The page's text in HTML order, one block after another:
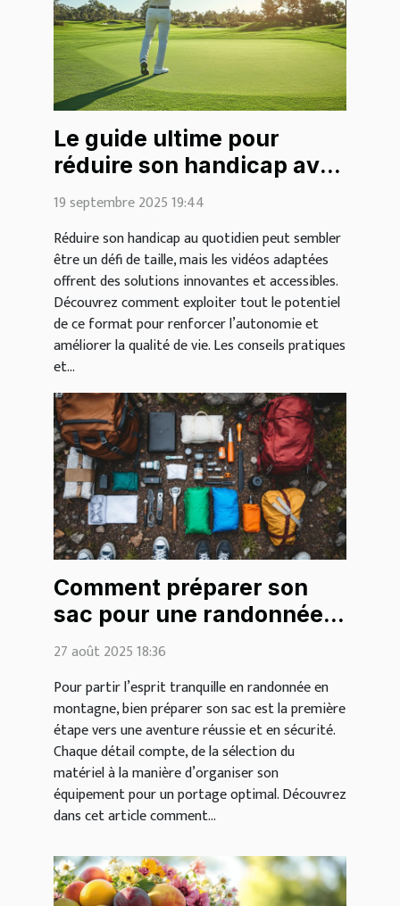
Le guide ultime pour
réduire son handicap avec
des vidéos
19 septembre 2025 19:44
Réduire son handicap au quotidien peut sembler
être un défi de taille, mais les vidéos adaptées
offrent des solutions innovantes et accessibles.
Découvrez comment exploiter tout le potentiel
de ce format pour renforcer l’autonomie et
améliorer la qualité de vie. Les conseils pratiques
et...
Comment préparer son
sac pour une randonnée
en montagne ?
27 août 2025 18:36
Pour partir l’esprit tranquille en randonnée en
montagne, bien préparer son sac est la première
étape vers une aventure réussie et en sécurité.
Chaque détail compte, de la sélection du
matériel à la manière d’organiser son
équipement pour un portage optimal. Découvrez
dans cet article comment...